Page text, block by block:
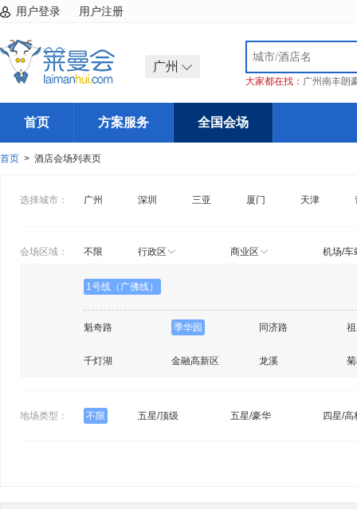
用户登录 用户注册
广州
大家都在找： 广州南丰朗
首页 方案服务 全国会场
首页 > 酒店会场列表页
选择城市： 广州 深圳 三亚 厦门 天津
会场区域： 不限 行政区 商业区 机场/车
1号线（广佛线）
魁奇路 季华园 同济路
千灯湖 金融高新区 龙溪
地场类型： 不限 五星/顶级 五星/豪华 四星/高